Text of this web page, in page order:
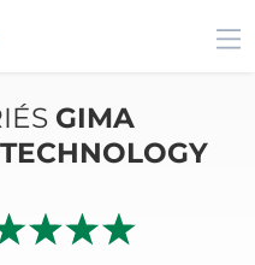
GIMA